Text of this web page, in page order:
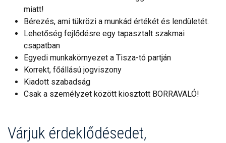
miatt!
Bérezés, ami tükrözi a munkád értékét és lendületét.
Lehetőség fejlődésre egy tapasztalt szakmai
csapatban
Egyedi munkakörnyezet a Tisza-tó partján
Korrekt, főállású jogviszony
Kiadott szabadság
Csak a személyzet között kiosztott BORRAVALÓ!
Várjuk érdeklődésedet,